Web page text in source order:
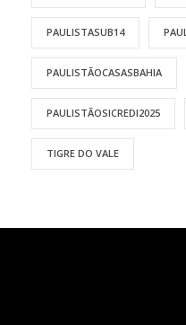
PAULISTASUB14
PAULISTÃOCASASBAHIA
PAULISTÃOSICREDI2025
TIGRE DO VALE